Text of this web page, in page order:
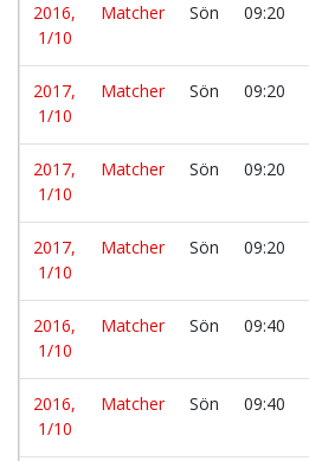
2016,
1/10
Matcher Sön 09:20
2017,
1/10
Matcher Sön 09:20
2017,
1/10
Matcher Sön 09:20
2017,
1/10
Matcher Sön 09:20
2016,
1/10
Matcher Sön 09:40
2016,
1/10
Matcher Sön 09:40